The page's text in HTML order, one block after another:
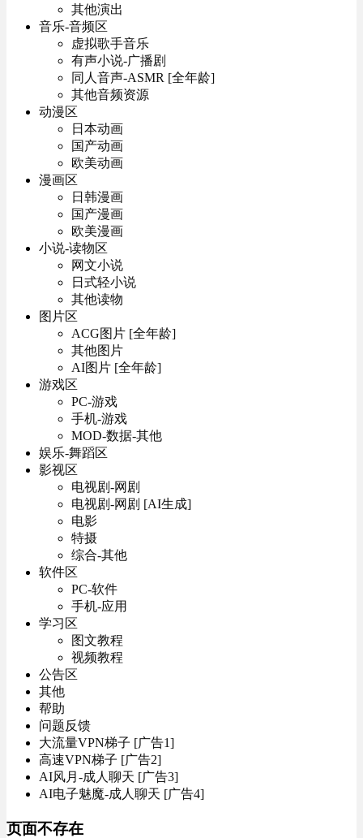
其他演出
音乐-音频区
虚拟歌手音乐
有声小说-广播剧
同人音声-ASMR [全年龄]
其他音频资源
动漫区
日本动画
国产动画
欧美动画
漫画区
日韩漫画
国产漫画
欧美漫画
小说-读物区
网文小说
日式轻小说
其他读物
图片区
ACG图片 [全年龄]
其他图片
AI图片 [全年龄]
游戏区
PC-游戏
手机-游戏
MOD-数据-其他
娱乐-舞蹈区
影视区
电视剧-网剧
电视剧-网剧 [AI生成]
电影
特摄
综合-其他
软件区
PC-软件
手机-应用
学习区
图文教程
视频教程
公告区
其他
帮助
问题反馈
大流量VPN梯子 [广告1]
高速VPN梯子 [广告2]
AI风月-成人聊天 [广告3]
AI电子魅魔-成人聊天 [广告4]
页面不存在